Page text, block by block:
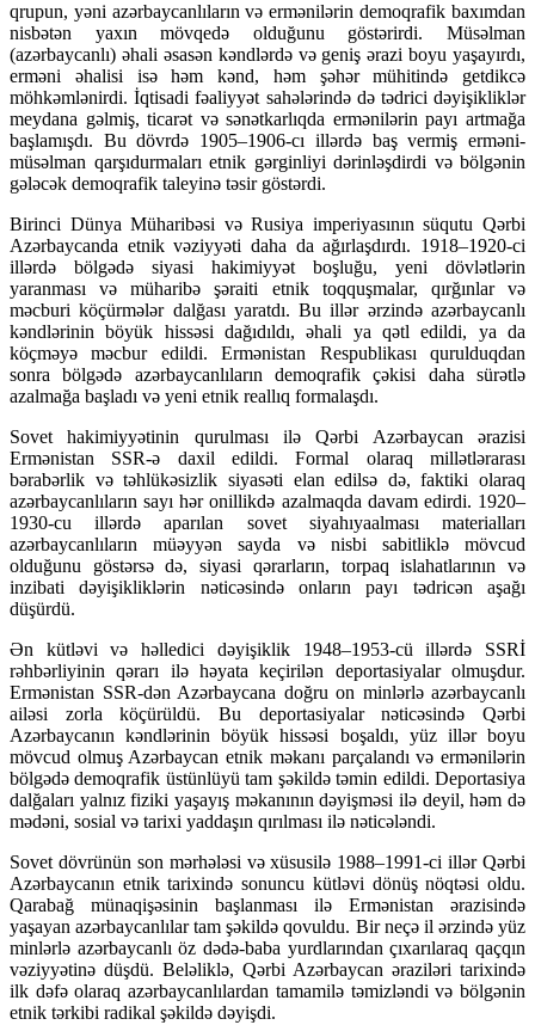
qrupun, yəni azərbaycanlıların və ermənilərin demoqrafik baxımdan
nisbətən yaxın mövqedə olduğunu göstərirdi. Müsəlman
(azərbaycanlı) əhali əsasən kəndlərdə və geniş ərazi boyu yaşayırdı,
erməni əhalisi isə həm kənd, həm şəhər mühitində getdikcə
möhkəmlənirdi. İqtisadi fəaliyyət sahələrində də tədrici dəyişikliklər
meydana gəlmiş, ticarət və sənətkarlıqda ermənilərin payı artmağa
başlamışdı. Bu dövrdə 1905–1906-cı illərdə baş vermiş erməni-
müsəlman qarşıdurmaları etnik gərginliyi dərinləşdirdi və bölgənin
gələcək demoqrafik taleyinə təsir göstərdi.
Birinci Dünya Müharibəsi və Rusiya imperiyasının süqutu Qərbi
Azərbaycanda etnik vəziyyəti daha da ağırlaşdırdı. 1918–1920-ci
illərdə bölgədə siyasi hakimiyyət boşluğu, yeni dövlətlərin
yaranması və müharibə şəraiti etnik toqquşmalar, qırğınlar və
məcburi köçürmələr dalğası yaratdı. Bu illər ərzində azərbaycanlı
kəndlərinin böyük hissəsi dağıdıldı, əhali ya qətl edildi, ya da
köçməyə məcbur edildi. Ermənistan Respublikası qurulduqdan
sonra bölgədə azərbaycanlıların demoqrafik çəkisi daha sürətlə
azalmağa başladı və yeni etnik reallıq formalaşdı.
Sovet hakimiyyətinin qurulması ilə Qərbi Azərbaycan ərazisi
Ermənistan SSR-ə daxil edildi. Formal olaraq millətlərarası
bərabərlik və təhlükəsizlik siyasəti elan edilsə də, faktiki olaraq
azərbaycanlıların sayı hər onillikdə azalmaqda davam edirdi. 1920–
1930-cu illərdə aparılan sovet siyahıyaalması materialları
azərbaycanlıların müəyyən sayda və nisbi sabitliklə mövcud
olduğunu göstərsə də, siyasi qərarların, torpaq islahatlarının və
inzibati dəyişikliklərin nəticəsində onların payı tədricən aşağı
düşürdü.
Ən kütləvi və həlledici dəyişiklik 1948–1953-cü illərdə SSRİ
rəhbərliyinin qərarı ilə həyata keçirilən deportasiyalar olmuşdur.
Ermənistan SSR-dən Azərbaycana doğru on minlərlə azərbaycanlı
ailəsi zorla köçürüldü. Bu deportasiyalar nəticəsində Qərbi
Azərbaycanın kəndlərinin böyük hissəsi boşaldı, yüz illər boyu
mövcud olmuş Azərbaycan etnik məkanı parçalandı və ermənilərin
bölgədə demoqrafik üstünlüyü tam şəkildə təmin edildi. Deportasiya
dalğaları yalnız fiziki yaşayış məkanının dəyişməsi ilə deyil, həm də
mədəni, sosial və tarixi yaddaşın qırılması ilə nəticələndi.
Sovet dövrünün son mərhələsi və xüsusilə 1988–1991-ci illər Qərbi
Azərbaycanın etnik tarixində sonuncu kütləvi dönüş nöqtəsi oldu.
Qarabağ münaqişəsinin başlanması ilə Ermənistan ərazisində
yaşayan azərbaycanlılar tam şəkildə qovuldu. Bir neçə il ərzində yüz
minlərlə azərbaycanlı öz dədə-baba yurdlarından çıxarılaraq qaçqın
vəziyyətinə düşdü. Beləliklə, Qərbi Azərbaycan əraziləri tarixində
ilk dəfə olaraq azərbaycanlılardan tamamilə təmizləndi və bölgənin
etnik tərkibi radikal şəkildə dəyişdi.